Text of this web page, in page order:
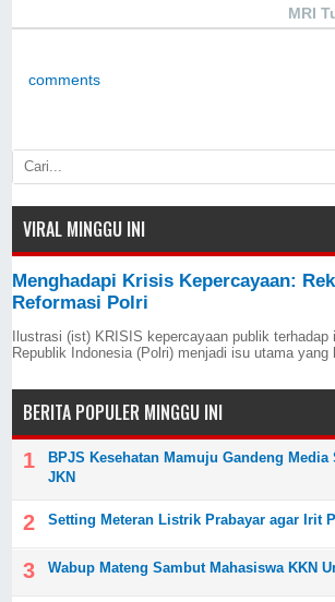
MRI
comments
VIRAL MINGGU INI
Menghadapi Krisis Kepercayaan:
Reformasi Polri
Ilustrasi (ist) KRISIS kepercayaan publik terhadap
Republik Indonesia (Polri) menjadi isu utama yang
BERITA POPULER MINGGU INI
BPJS Kesehatan Mamuju Gandeng
JKN
Setting Meteran Listrik Prabayar agar Irit
Wabup Mateng Sambut Mahasiswa KKN